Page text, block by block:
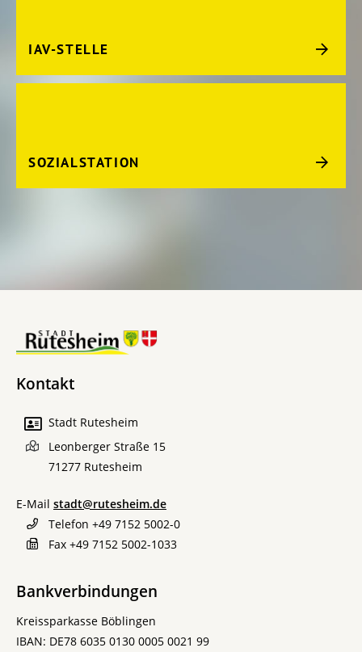
IAV-STELLE
SOZIALSTATION
Kontakt
Stadt Rutesheim
Leonberger Straße 15
71277 Rutesheim
E-Mail stadt@rutesheim.de
Telefon +49 7152 5002-0
Fax +49 7152 5002-1033
Bankverbindungen
Kreissparkasse Böblingen
IBAN: DE78 6035 0130 0005 0021 99